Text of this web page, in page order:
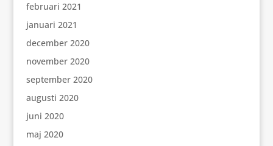
februari 2021
januari 2021
december 2020
november 2020
september 2020
augusti 2020
juni 2020
maj 2020